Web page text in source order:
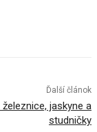
Ďalší článok
jaskyne a
studničky